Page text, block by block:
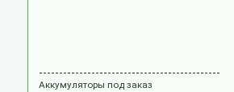
---------------------------------------------
Аккумуляторы под заказ